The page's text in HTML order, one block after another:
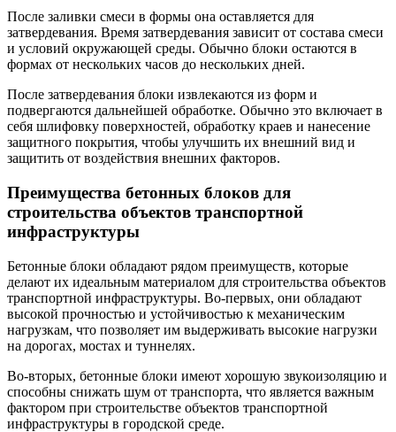
После заливки смеси в формы она оставляется для
затвердевания. Время затвердевания зависит от состава смеси
и условий окружающей среды. Обычно блоки остаются в
формах от нескольких часов до нескольких дней.
После затвердевания блоки извлекаются из форм и
подвергаются дальнейшей обработке. Обычно это включает в
себя шлифовку поверхностей, обработку краев и нанесение
защитного покрытия, чтобы улучшить их внешний вид и
защитить от воздействия внешних факторов.
Преимущества бетонных блоков для
строительства объектов транспортной
инфраструктуры
Бетонные блоки обладают рядом преимуществ, которые
делают их идеальным материалом для строительства объектов
транспортной инфраструктуры. Во-первых, они обладают
высокой прочностью и устойчивостью к механическим
нагрузкам, что позволяет им выдерживать высокие нагрузки
на дорогах, мостах и туннелях.
Во-вторых, бетонные блоки имеют хорошую звукоизоляцию и
способны снижать шум от транспорта, что является важным
фактором при строительстве объектов транспортной
инфраструктуры в городской среде.